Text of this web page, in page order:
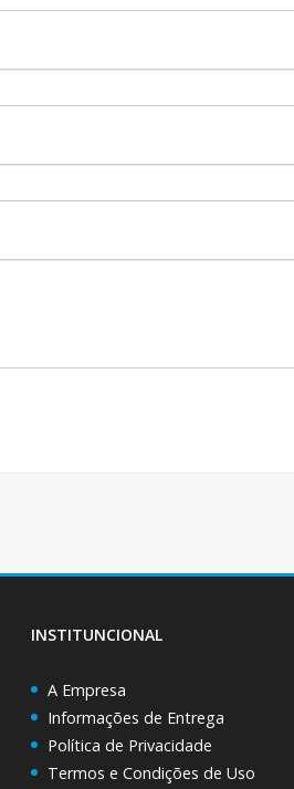
INSTITUNCIONAL
A Empresa
Informações de Entrega
Política de Privacidade
Termos e Condições de Uso